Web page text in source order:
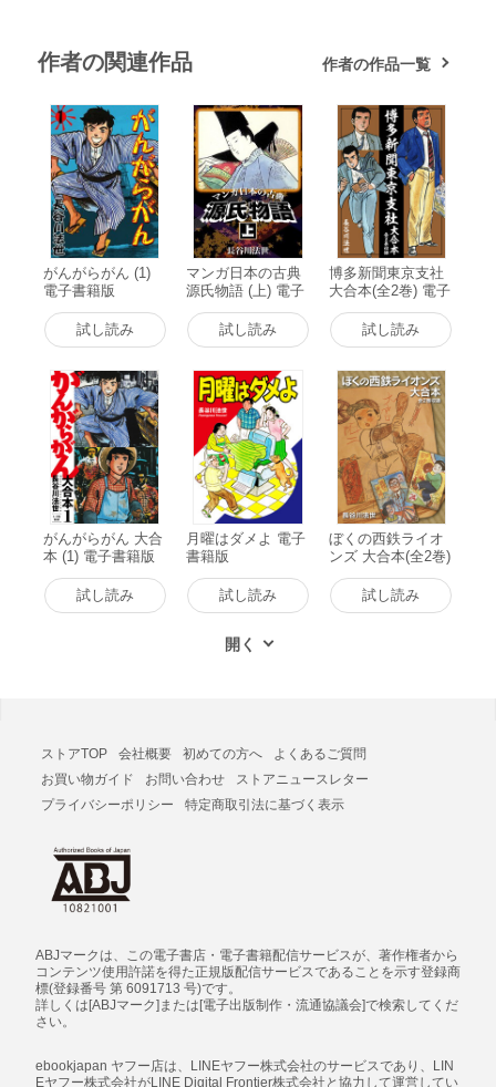
作者の関連作品 作者の作品一覧
がんがらがん (1)
電子書籍版
試し読み
マンガ日本の古典
源氏物語 (上) 電子
書籍版
試し読み
博多新聞東京支社
大合本(全2巻) 電子
書籍版
試し読み
がんがらがん 大合
本 (1) 電子書籍版
試し読み
月曜はダメよ 電子
書籍版
試し読み
ぼくの西鉄ライオ
ンズ 大合本(全2巻)
電子書籍版
試し読み
ストアTOP 会社概要 初めての方へ
よくあるご質問
お買い物ガイド
お問い合わせ
ストアニュースレター
プライバシーポリシー
特定商取引法に基づく表示
ABJマークは、この電子書店・電子書籍配信サービスが、著作権者から
コンテンツ使用許諾を得た正規版配信サービスであることを示す登録商
標(登録番号 第 6091713 号)です。
詳しくは[ABJマーク]または[電子出版制作・流通協議会]で検索してくだ
さい。
ebookjapan ヤフー店は、LINEヤフー株式会社のサービスであり、LIN
Eヤフー株式会社がLINE Digital Frontier株式会社と協力して運営してい